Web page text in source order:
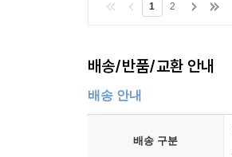
1 2
배송/반품/교환 안내
배송 안내
배송 구분